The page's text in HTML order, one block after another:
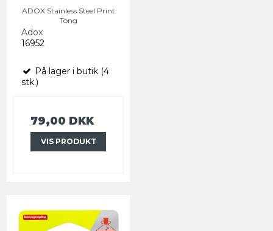
ADOX Stainless Steel Print
Tong
Adox
16952
På lager i butik (4
stk.)
79,00 DKK
VIS PRODUKT